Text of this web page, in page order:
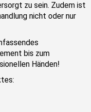
zu sein. Zudem ist
nicht oder nur
bis zum
Händen!